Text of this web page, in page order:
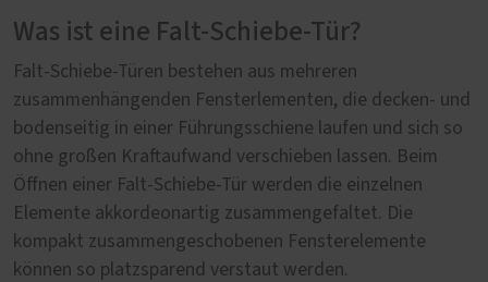
Was ist eine Falt-Schiebe-Tür?
Falt-Schiebe-Türen bestehen aus mehreren
zusammenhängenden Fensterlementen, die decken- und
bodenseitig in einer Führungsschiene laufen und sich so
ohne großen Kraftaufwand verschieben lassen. Beim
Öffnen einer Falt-Schiebe-Tür werden die einzelnen
Elemente akkordeonartig zusammengefaltet. Die
kompakt zusammengeschobenen Fensterelemente
können so platzsparend verstaut werden.